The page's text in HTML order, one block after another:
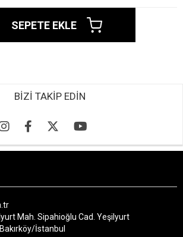
BİZİ TAKİP EDİN
Mah. Sipahioğlu Cad. Yeşilyurt
İstanbul